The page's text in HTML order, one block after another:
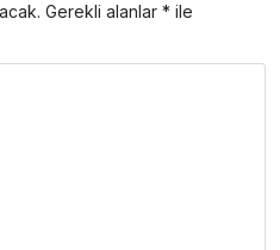
Gerekli alanlar * ile